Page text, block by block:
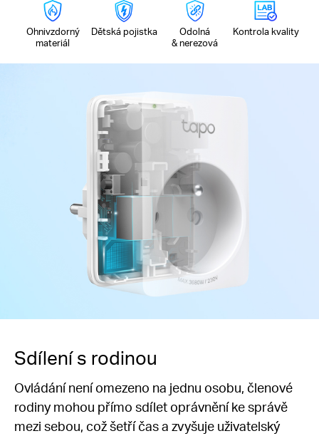
Ohnivzdorný
materiál
Dětská pojistka
Odolná
& nerezová
Kontrola kvality
Sdílení s rodinou
Ovládání není omezeno na jednu osobu, členové
rodiny mohou přímo sdílet oprávnění ke správě
mezi sebou, což šetří čas a zvyšuje uživatelský